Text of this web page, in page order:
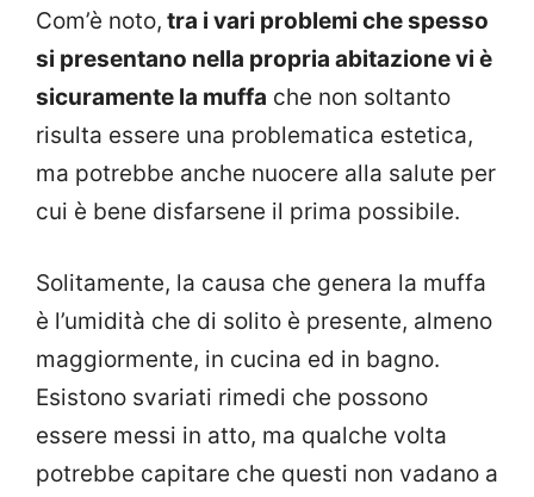
Com’è noto, tra i vari problemi che spesso
si presentano nella propria abitazione vi è
sicuramente la muffa che non soltanto
risulta essere una problematica estetica,
ma potrebbe anche nuocere alla salute per
cui è bene disfarsene il prima possibile.
Solitamente, la causa che genera la muffa
è l’umidità che di solito è presente, almeno
maggiormente, in cucina ed in bagno.
Esistono svariati rimedi che possono
essere messi in atto, ma qualche volta
potrebbe capitare che questi non vadano a